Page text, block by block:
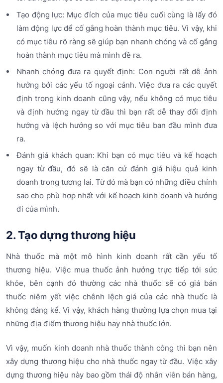
Tạo động lực: Mục đích của mục tiêu cuối cùng là lấy đó
làm động lực để cố gắng hoàn thành mục tiêu. Vì vậy, khi
có mục tiêu rõ ràng sẽ giúp bạn nhanh chóng và cố gắng
hoàn thành mục tiêu mà mình đề ra.
Nhanh chóng đưa ra quyết định: Con người rất dễ ảnh
hưởng bởi các yếu tố ngoại cảnh. Việc đưa ra các quyết
định trong kinh doanh cũng vậy, nếu không có mục tiêu
và định hướng ngay từ đầu thì bạn rất dễ thay đổi định
hướng và lệch hướng so với mục tiêu ban đầu mình đưa
ra.
Đánh giá khách quan: Khi bạn có mục tiêu và kế hoạch
ngay từ đầu, đó sẽ là căn cứ đánh giá hiệu quả kinh
doanh trong tương lai. Từ đó mà bạn có những điều chỉnh
sao cho phù hợp nhất với kế hoạch kinh doanh và hướng
đi của mình.
2. Tạo dựng thương hiệu
Nhà thuốc mà một mô hình kinh doanh rất cần yếu tố
thương hiệu. Việc mua thuốc ảnh hưởng trực tiếp tới sức
khỏe, bên cạnh đó thường các nhà thuốc sẽ có giá bán
thuốc niêm yết việc chênh lệch giá của các nhà thuốc là
không đáng kể. Vì vậy, khách hàng thường lựa chọn mua tại
những địa điểm thương hiệu hay nhà thuốc lớn.
Vì vậy, muốn kinh doanh nhà thuốc thành công thì bạn nên
xây dựng thương hiệu cho nhà thuốc ngay từ đầu. Việc xây
dựng thương hiệu này bao gồm thái độ nhân viên bán hàng,